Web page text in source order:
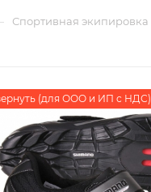
Спортивная экипировка
(для ООО и ИП с НДС)